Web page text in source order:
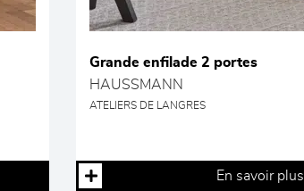
Grande enfilade 2 portes
HAUSSMANN
ATELIERS DE LANGRES
En savoir plus